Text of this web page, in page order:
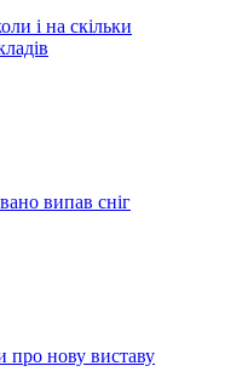
і на скільки
випав сніг
про нову виставу